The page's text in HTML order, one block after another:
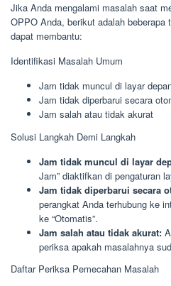
Jika Anda mengalami masalah saat
OPPO Anda, berikut adalah
dapat membantu:
Identifikasi Masalah Umum
Jam tidak muncul di layar
Jam tidak diperbarui secara
Jam salah atau tidak akurat
Solusi Langkah Demi Langkah
Jam tidak muncul di layar
Jam” diaktifkan di pengaturan
Jam tidak diperbarui secara
perangkat Anda terhubung ke
ke “Otomatis”.
Jam salah atau tidak akurat:
periksa apakah masalahnya
Daftar Periksa Pemecahan Masalah